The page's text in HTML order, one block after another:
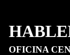
OFICINA